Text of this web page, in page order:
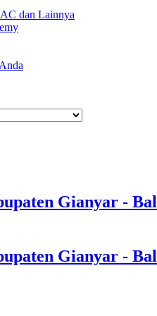
dan Lainnya
Gianyar -
Gianyar -